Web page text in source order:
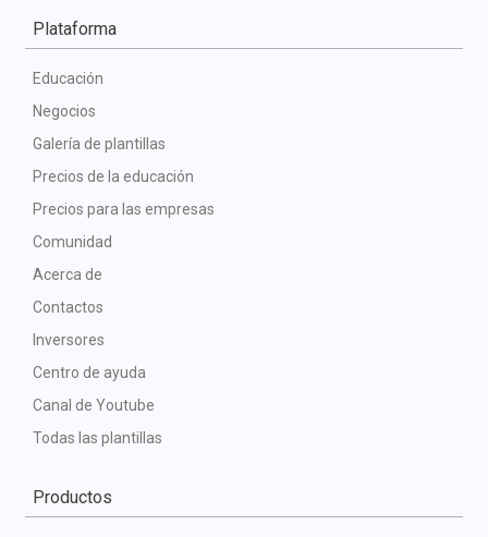
Plataforma
Educación
Negocios
Galería de plantillas
Precios de la educación
Precios para las empresas
Comunidad
Acerca de
Contactos
Inversores
Centro de ayuda
Canal de Youtube
Todas las plantillas
Productos